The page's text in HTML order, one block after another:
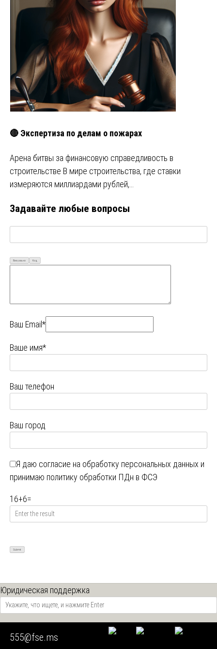
🔴 Экспертиза по делам о пожарах
Арена битвы за финансовую справедливость в
строительстве В мире строительства, где ставки
измеряются миллиардами рублей,…
Задавайте любые вопросы
Визуально Код
Ваш Email*
Ваше имя*
Ваш телефон
Ваш город
Я даю согласие на обработку персональных данных и
принимаю политику обработки ПДн в ФСЭ
16+6=
Юридическая поддержка
Наши лабораторные возможности
555@fse.ms